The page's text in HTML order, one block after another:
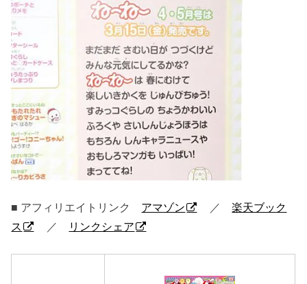
■ アフィリエイトリンク アマゾン ／楽天ブック
ス
／ リンクシェア